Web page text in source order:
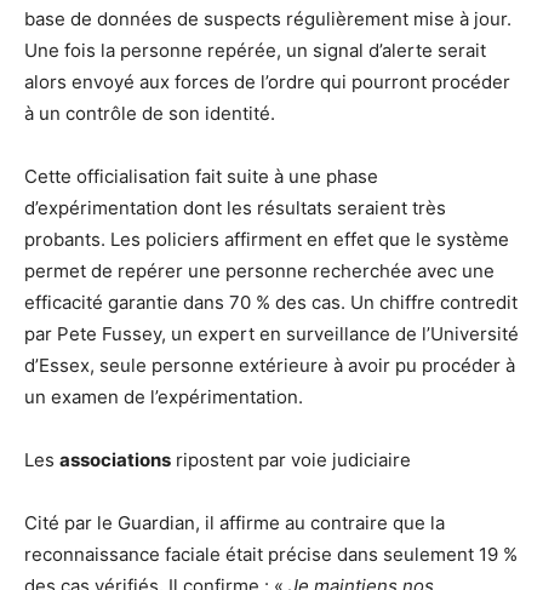
base de données de suspects régulièrement mise à jour.
Une fois la personne repérée, un signal d’alerte serait
alors envoyé aux forces de l’ordre qui pourront procéder
à un contrôle de son identité.
Cette officialisation fait suite à une phase
d’expérimentation dont les résultats seraient très
probants. Les policiers affirment en effet que le système
permet de repérer une personne recherchée avec une
efficacité garantie dans 70 % des cas. Un chiffre contredit
par Pete Fussey, un expert en surveillance de l’Université
d’Essex, seule personne extérieure à avoir pu procéder à
un examen de l’expérimentation.
Les associations ripostent par voie judiciaire
Cité par le Guardian, il affirme au contraire que la
reconnaissance faciale était précise dans seulement 19 %
des cas vérifiés. Il confirme : « Je maintiens nos